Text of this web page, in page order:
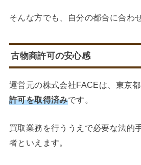
そんな方でも、自分の都合に合わ
古物商許可の安心感
運営元の株式会社FACEは、東京
許可を取得済みです。
買取業務を行ううえで必要な法的
者といえます。